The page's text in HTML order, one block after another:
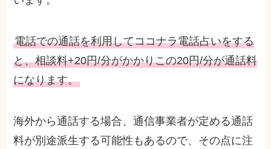
電話での通話を利用してココナラ電話占いをする
と、相談料+20円/分がかかりこの20円/分が通話料
になります。
海外から通話する場合、通信事業者が定める通話
料が別途派生する可能性もあるので、その点に注